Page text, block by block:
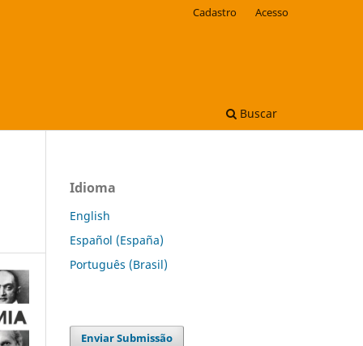
Buscar
Cadastro Acesso
Idioma
English
Español (España)
Português (Brasil)
Enviar Submissão